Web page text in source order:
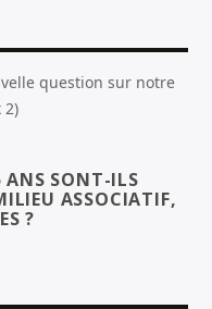
question sur notre
2)
ANS SONT-ILS
ASSOCIATIF,
?